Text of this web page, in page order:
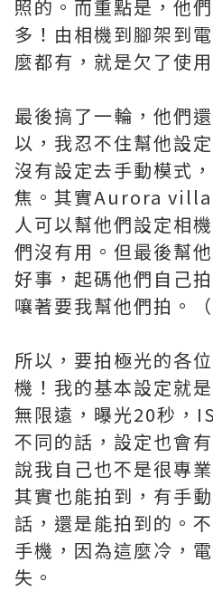
照的。而重點是，他
多！由相機到腳架到
麼都有，就是欠了使
最後搞了一輪，他們
以，我忍不住幫他設
沒有設定去手動模式
焦。其實Aurora
人可以幫他們設定相
們沒有用。但最後幫
好事，起碼他們自己
嚷著要我幫他們拍。（
所以，要拍極光的各
機！我的基本設定就
無限遠，曝光20秒，
不同的話，設定也會
說我自己也不是很專
其實也能拍到，有手
話，還是能拍到的。
手機，因為這麼冷，
失。